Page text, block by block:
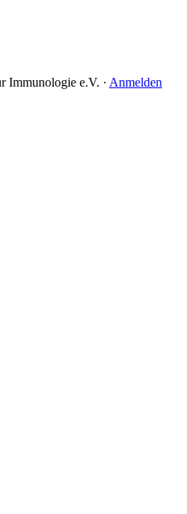
Immunologie e.V. · Anmelden